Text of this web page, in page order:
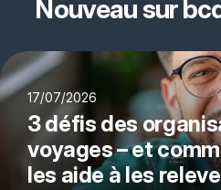
Nouveau sur
17/07/2026
3 défis des
voyages – et
les aide à les